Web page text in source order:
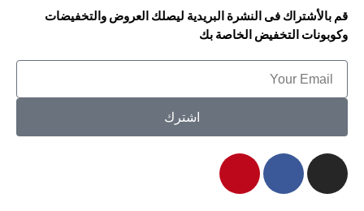
قم بالأشتراك فى النشرة البريدية ليصلك العروض والتخفيضات
وكوبونات التخفيض الخاصة بك
اشترك